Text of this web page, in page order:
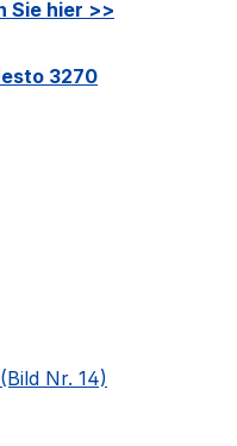
Sie hier >>
3270
Nr. 14)